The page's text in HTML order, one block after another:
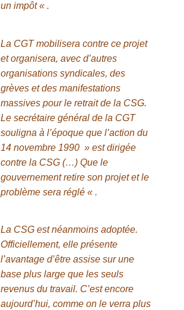
un impôt « .
La CGT mobilisera contre ce projet
et organisera, avec d’autres
organisations syndicales, des
grèves et des manifestations
massives pour le retrait de la CSG.
Le secrétaire général de la CGT
souligna à l’époque que l’action du
14 novembre 1990 » est dirigée
contre la CSG (…) Que le
gouvernement retire son projet et le
problème sera réglé « .
La CSG est néanmoins adoptée.
Officiellement, elle présente
l’avantage d’être assise sur une
base plus large que les seuls
revenus du travail. C’est encore
aujourd’hui, comme on le verra plus